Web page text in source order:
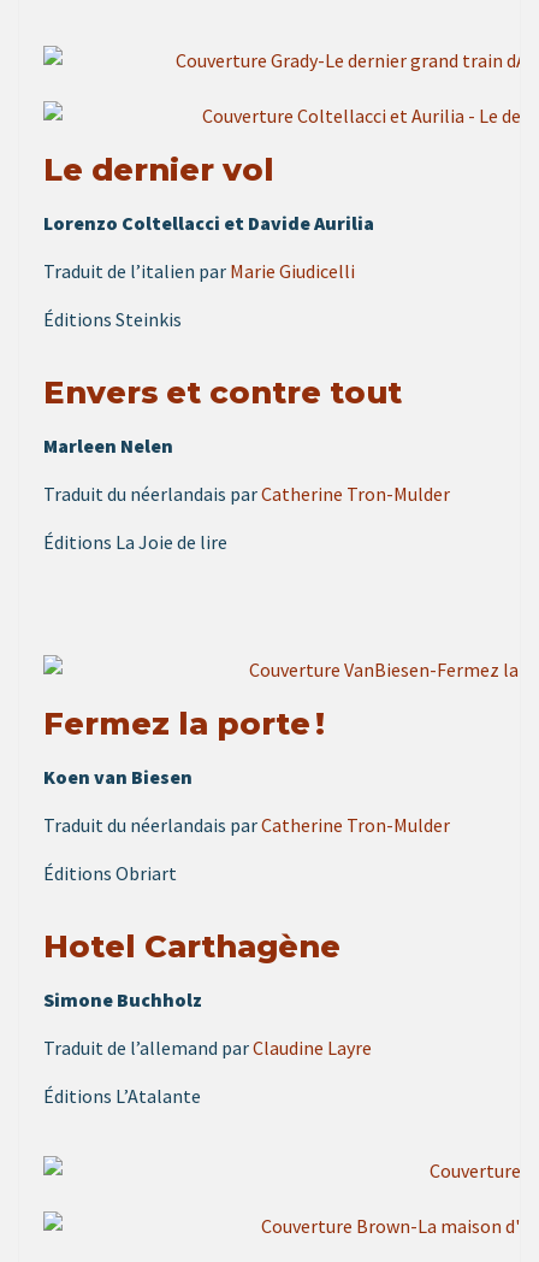
Le dernier vol
Lorenzo Coltellacci et Davide Aurilia
Traduit de l’italien par Marie Giudicelli
Éditions Steinkis
Envers et contre tout
Marleen Nelen
Traduit du néerlandais parCatherine Tron-Mulder
Éditions La Joie de lire
Fermez la porte !
Koen van Biesen
Traduit du néerlandais parCatherine Tron-Mulder
Éditions Obriart
Hotel Carthagène
Simone Buchholz
Traduit de l’allemand parClaudine Layre
Éditions L’Atalante